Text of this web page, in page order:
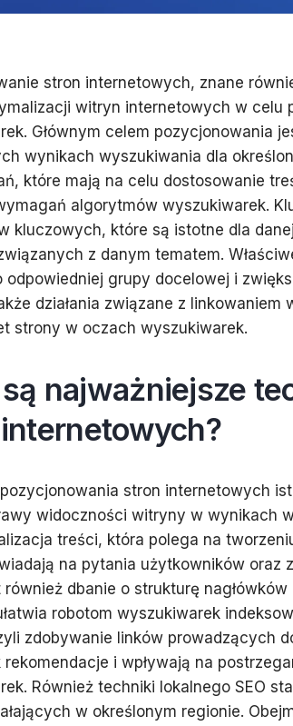
stron internetowych, znane
witryn internetowych w celu
Głównym celem pozycjonowania
wynikach wyszukiwania dla
które mają na celu dostosowanie
algorytmów wyszukiwarek.
kluczowych, które są istotne dla
z danym tematem.
odpowiedniej grupy docelowej i
działania związane z
strony w oczach wyszukiwarek.
najważniejsze
stron internetowych
widoczności witryny w wynikach
treści, która polega na
na pytania użytkowników oraz
również dbanie o strukturę
robotom wyszukiwarek
zdobywanie linków prowadzących
rekomendacje i wpływają na
Również techniki lokalnego SEO
w określonym regionie.